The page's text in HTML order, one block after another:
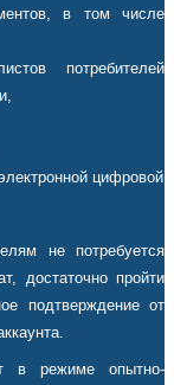
в том числе
потребителей
цифровой
не потребуется
достаточно пройти
подтверждение от
в режиме опытно-